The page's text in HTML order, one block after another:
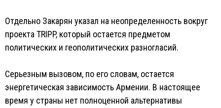
Отдельно Закарян указал на неопределенность вокруг
проекта TRIPP, который остается предметом
политических и геополитических разногласий.
Серьезным вызовом, по его словам, остается
энергетическая зависимость Армении. В настоящее
время у страны нет полноценной альтернативы